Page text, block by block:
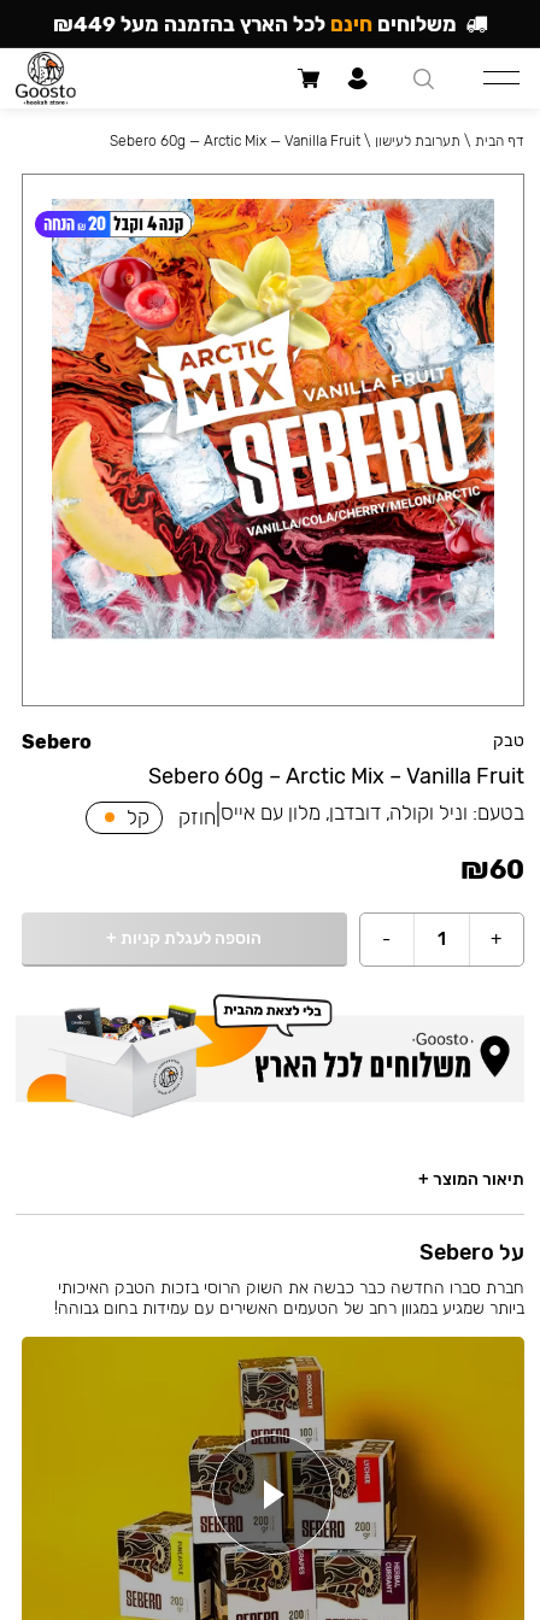
טבק
Sebero 60g – Arctic Mix – Vanilla Fruit
Sebero
בטעם: וניל וקולה, דובדבן, מלון עם אייס חוזק קל
₪60
+
1
- הוספה לעגלת קניות +
דף הבית \ תערובת לעישון \
Sebero 60g — Arctic Mix — Vanilla Fruit
תיאור המוצר +
על Sebero
חברת סברו החדשה כבר כבשה את השוק הרוסי בזכות הטבק האיכותי
ביותר שמגיע במגוון רחב של הטעמים האשירים עם עמידות בחום גבוהה!
משלוחים חינם לכל הארץ בהזמנה מעל ₪449